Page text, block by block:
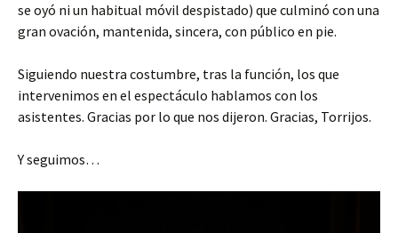
se oyó ni un habitual móvil despistado) que culminó con una
gran ovación, mantenida, sincera, con público en pie.
Siguiendo nuestra costumbre, tras la función, los que
intervenimos en el espectáculo hablamos con los
asistentes. Gracias por lo que nos dijeron. Gracias, Torrijos.
Y seguimos…